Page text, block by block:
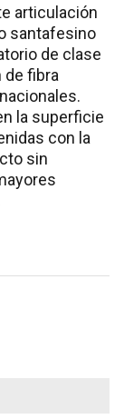
articulación
santafesino
de clase
fibra
la superficie
con la
sin